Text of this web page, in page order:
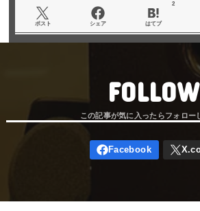
ポスト シェア はてブ
2
FOLLOW